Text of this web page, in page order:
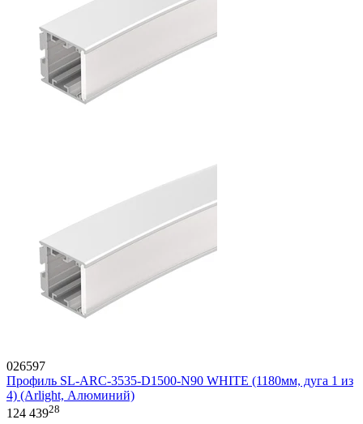
026597
Профиль SL-ARC-3535-D1500-N90 WHITE (1180мм, дуга 1 из
4) (Arlight, Алюминий)
124 43928